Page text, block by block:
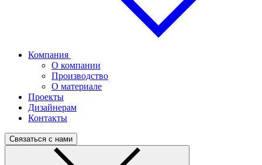
Компания
О компании
Производство
О материале
Проекты
Дизайнерам
Контакты
Связаться с нами